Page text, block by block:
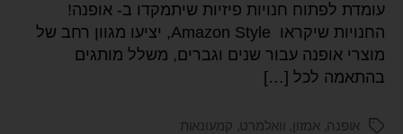
עומדת לפתוח חנויות פיזיות שיתמקדו ב- אופנה!
החנויות שיקראו Amazon Style, יציעו מגוון רחב של
מוצרי אופנה עבור שנים וגברים, משלל מותגים
בהתאמה לכל […]
אופנה, אמזון , וואלמרט, קמעונאות